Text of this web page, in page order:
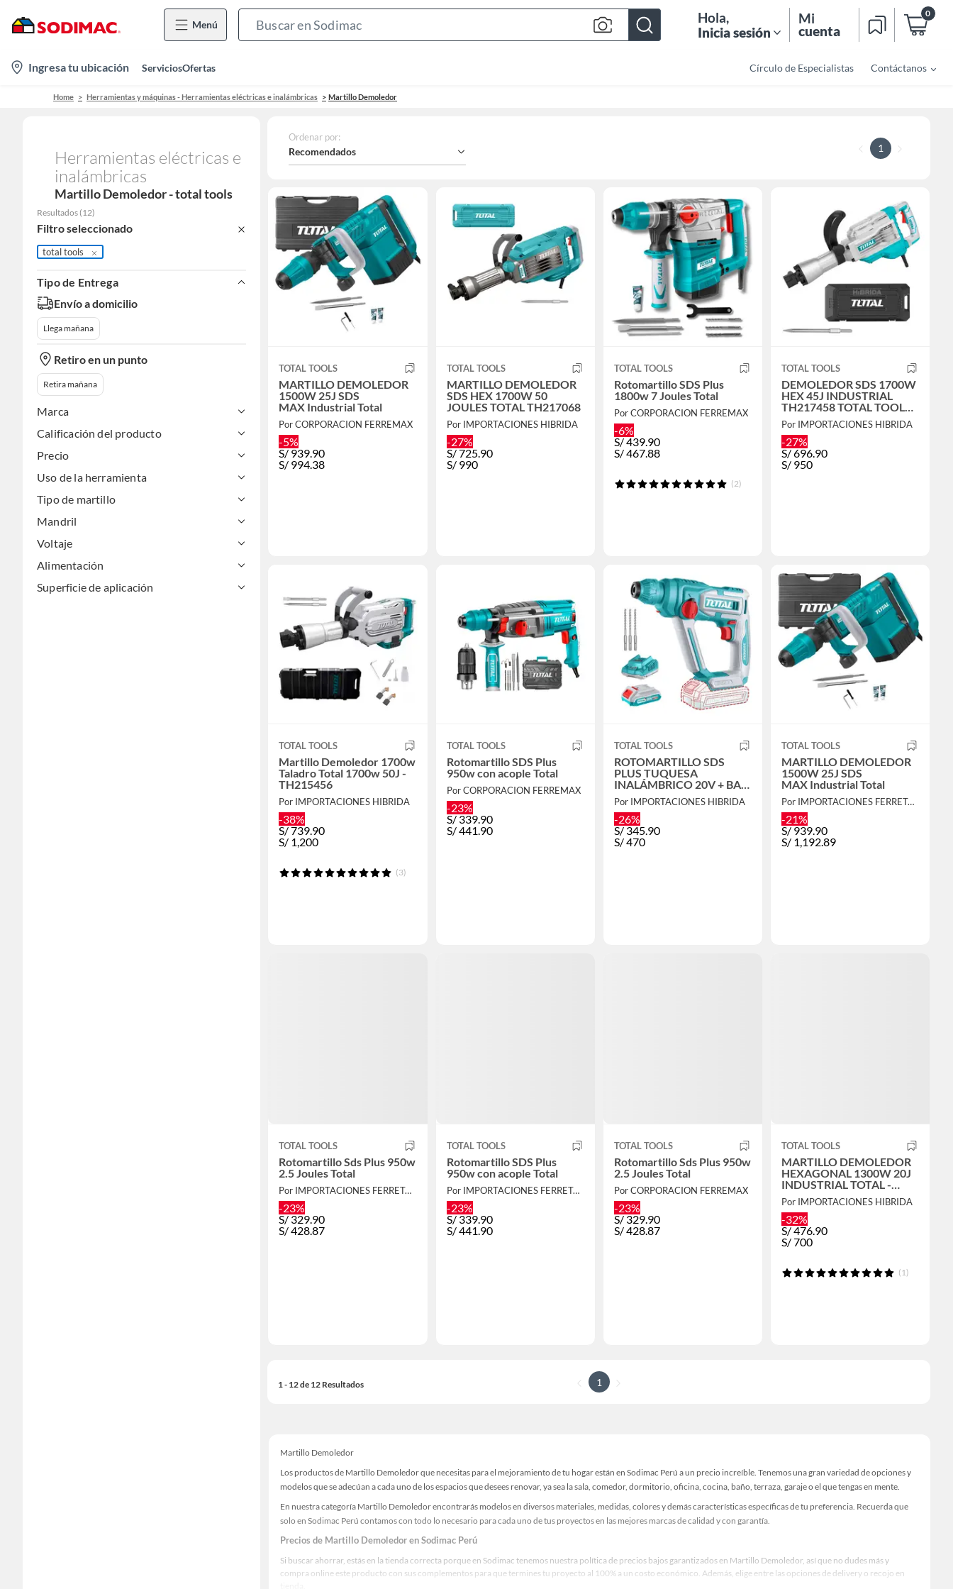
Menú
Bar
Hola,
Inicia sesión
Mi
cuenta
0
location-
icon
Ingresa tu ubicación ServiciosOfertas Círculo de Especialistas Contáctanos
Home Herramientas y máquinas - Herramientas eléctricas e inalámbricas Martillo Demoledor
Herramientas eléctricas e
inalámbricas
Martillo Demoledor - total tools
Resultados (12)
Filtro seleccionado
total tools
Tipo de Entrega
Envío a domicilio
Llega mañana
Retiro en un punto
Retira mañana
Marca
Calificación del producto
Precio
Uso de la herramienta
Tipo de martillo
Mandril
Voltaje
Alimentación
Superficie de aplicación
Ordenar por:
Recomendados 1
TOTAL TOOLS
MARTILLO DEMOLEDOR
1500W 25J SDS
MAX Industrial Total
Por CORPORACION FERREMAX
-5%
S/ 939.90
S/ 994.38
TOTAL TOOLS
MARTILLO DEMOLEDOR
SDS HEX 1700W 50
JOULES TOTAL TH217068
Por IMPORTACIONES HIBRIDA
-27%
S/725.90
S/ 990
TOTAL TOOLS
Rotomartillo SDS Plus
1800w 7 Joules Total
Por CORPORACION FERREMAX
-6%
S/439.90
S/467.88
(2)
TOTAL TOOLS
DEMOLEDOR SDS 1700W
HEX 45J INDUSTRIAL
TH217458 TOTAL TOOLS -
TH217458
Por IMPORTACIONES HIBRIDA
-27%
S/696.90
S/ 950
TOTAL TOOLS
Martillo Demoledor 1700w
Taladro Total 1700w 50J -
TH215456
Por IMPORTACIONES HIBRIDA
-38%
S/739.90
S/ 1,200
(3)
TOTAL TOOLS
Rotomartillo SDS Plus
950w con acople Total
Por CORPORACION FERREMAX
-23%
S/ 339.90
S/441.90
TOTAL TOOLS
ROTOMARTILLO SDS
PLUS TUQUESA
INALÁMBRICO 20V + BAT
+ CARGADOR
TRHLI201681
Por IMPORTACIONES HIBRIDA
-26%
S/ 345.90
S/470
TOTAL TOOLS
MARTILLO DEMOLEDOR
1500W 25J SDS
MAX Industrial Total
Por IMPORTACIONES FERRETOOLS
-21%
S/ 939.90
S/ 1,192.89
TOTAL TOOLS
Rotomartillo Sds Plus 950w
2.5 Joules Total
Por IMPORTACIONES FERRETOOLS
-23%
S/ 329.90
S/428.87
TOTAL TOOLS
Rotomartillo SDS Plus
950w con acople Total
Por IMPORTACIONES FERRETOOLS
-23%
S/ 339.90
S/441.90
TOTAL TOOLS
Rotomartillo Sds Plus 950w
2.5 Joules Total
Por CORPORACION FERREMAX
-23%
S/ 329.90
S/428.87
TOTAL TOOLS
MARTILLO DEMOLEDOR
HEXAGONAL 1300W 20J
INDUSTRIAL TOTAL -
TH213006
Por IMPORTACIONES HIBRIDA
-32%
S/476.90
S/700
(1)
1 - 12 de 12 Resultados 1
Martillo Demoledor
Los productos de Martillo Demoledor que necesitas para el mejoramiento de tu hogar están en Sodimac Perú a un precio increíble. Tenemos una gran variedad de opciones y
modelos que se adecúan a cada uno de los espacios que desees renovar, ya sea la sala, comedor, dormitorio, oficina, cocina, baño, terraza, garaje o el que tengas en mente.
En nuestra categoría Martillo Demoledor encontrarás modelos en diversos materiales, medidas, colores y demás características específicas de tu preferencia. Recuerda que
solo en Sodimac Perú contamos con todo lo necesario para cada uno de tus proyectos en las mejores marcas de calidad y con garantía.
Precios de Martillo Demoledor en Sodimac Perú
Si buscar ahorrar, estás en la tienda correcta porque en Sodimac tenemos nuestra política de precios bajos garantizados en Martillo Demoledor, así que no dudes más y
compra online este producto con sus complementos para que termines tu proyecto al 100% a un costo económico. Además, elige entre las opciones de delivery o recojo en